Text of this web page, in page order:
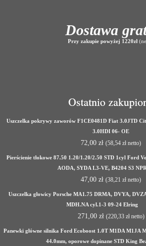
Dostawa
Przy zakupie powyżej 1220zł
Ostatnio
Uszczelka pokrywy zaworów F1CE0481D Fiat 3.0JTD
3.0HDI 06- OE
72,00 zł (58,54 zł netto)
Pierścienie tłokowe 87.50 1.20/1.20/2.50 STD 1cyl Ford
AODA, SYDA L3-VE, B4204 S3
47,00 zł (38,21 zł netto)
Uszczelka głowicy Porsche MA1.75 DRMA, DVYA,
MDH.NA cyl.1-3 09-24 Elring
271,00 zł (220,33 złnetto)
Panewki główne silnika Ford Ecoboost 1.0T M1DA M1JA
44.0mm, oporowe dopinane STD King